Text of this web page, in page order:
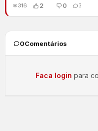
316 2 0 3
0Comentários
Faca login para